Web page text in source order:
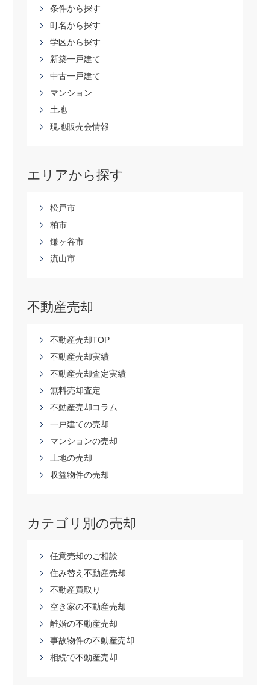
条件から探す
町名から探す
学区から探す
新築一戸建て
中古一戸建て
マンション
土地
現地販売会情報
エリアから探す
松戸市
柏市
鎌ヶ谷市
流山市
不動産売却
不動産売却TOP
不動産売却実績
不動産売却査定実績
無料売却査定
不動産売却コラム
一戸建ての売却
マンションの売却
土地の売却
収益物件の売却
カテゴリ別の売却
任意売却のご相談
住み替え不動産売却
不動産買取り
空き家の不動産売却
離婚の不動産売却
事故物件の不動産売却
相続で不動産売却